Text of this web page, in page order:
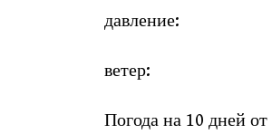
давление:
ветер:
Погода на 10 дней от